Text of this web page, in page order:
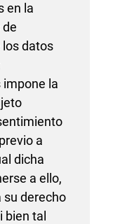
en la
de
datos
la
a
dicha
a ello,
su derecho
bien tal